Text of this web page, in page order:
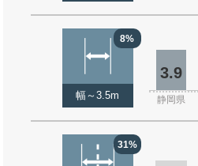
8%
幅～3.5m
3.9
静岡県
31%